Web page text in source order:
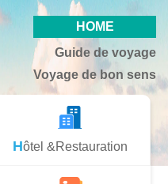
HOME
Guide de voyage
Voyage de bon sens
Hôtel &Restauration